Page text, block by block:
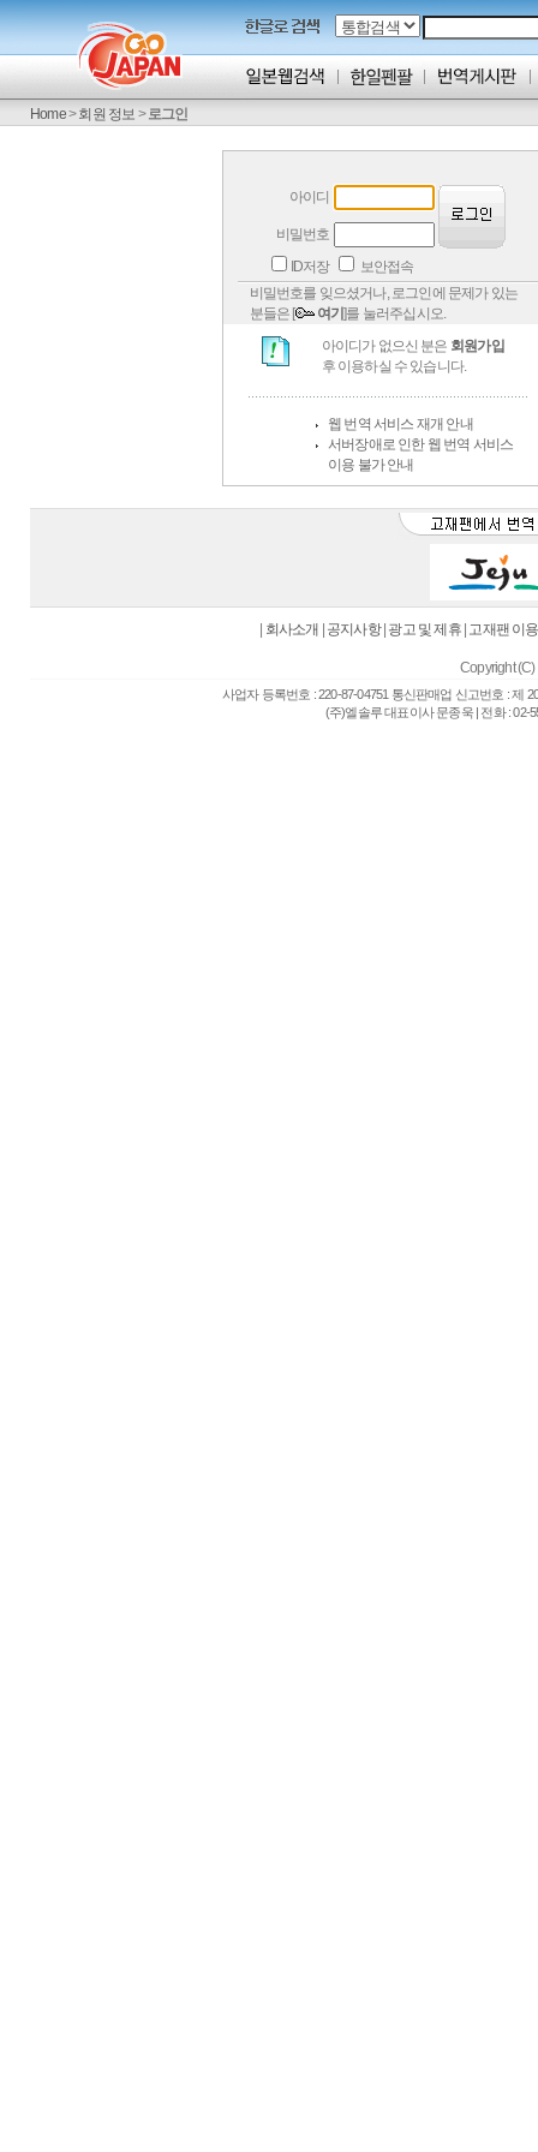
Home>회원 정보 >로그인
아이디
비밀번호
ID저장
보안접속
비밀번호를 잊으셨거나, 로그인에 문제가 있는
분들은 [
여기]를 눌러주십시오.
아이디가 없으신 분은 회원가입
후 이용하실 수 있습니다.
웹 번역 서비스 재개 안내
서버장애로 인한 웹 번역 서비스
이용 불가 안내
회사소개 공지사항| 광고 및 제휴| 고재팬 이
Copyright (C)
사업자 등록번호 : 220-87-04751 통신판매업 신고번호 : 제
(주)엘솔루 대표이사 문종욱 | 전화 : 02-